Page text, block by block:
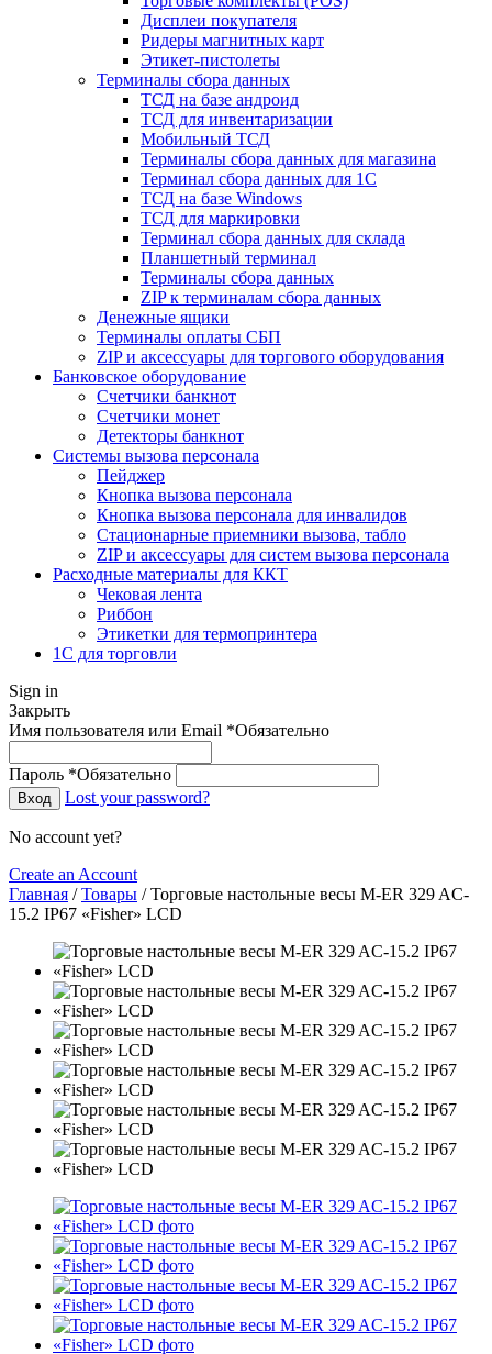
Дисплеи покупателя
Ридеры магнитных карт
Этикет-пистолеты
Терминалы сбора данных
ТСД на базе андроид
ТСД для инвентаризации
Мобильный ТСД
Терминалы сбора данных для магазина
Терминал сбора данных для 1C
ТСД на базе Windows
ТСД для маркировки
Терминал сбора данных для склада
Планшетный терминал
Терминалы сбора данных
ZIP к терминалам сбора данных
Денежные ящики
Терминалы оплаты СБП
ZIP и аксессуары для торгового оборудования
Банковское оборудование
Счетчики банкнот
Счетчики монет
Детекторы банкнот
Системы вызова персонала
Пейджер
Кнопка вызова персонала
Кнопка вызова персонала для инвалидов
Стационарные приемники вызова, табло
ZIP и аксессуары для систем вызова персонала
Расходные материалы для ККТ
Чековая лента
Риббон
Этикетки для термопринтера
1С для торговли
Sign in
Закрыть
Имя пользователя или Email *Обязательно
Пароль *Обязательно
Вход Lost your password?
No account yet?
Create an Account
Главная /Товары /Торговые настольные весы M-ER 329 AC-
15.2 IP67 «Fisher» LСD